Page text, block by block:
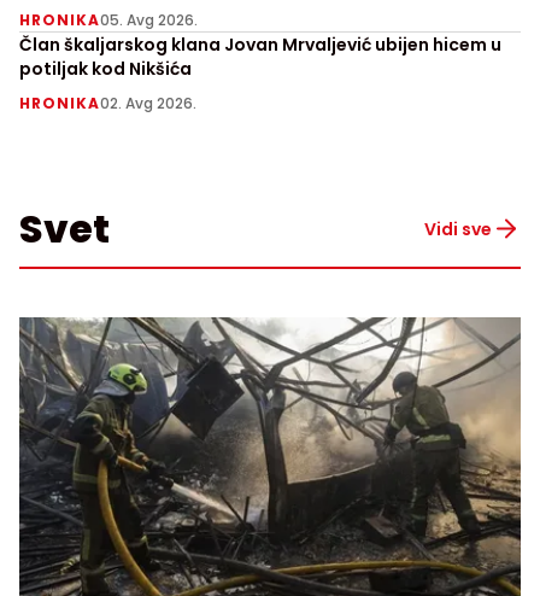
HRONIKA05. Avg 2026.
Član škaljarskog klana Jovan Mrvaljević ubijen hicem u
potiljak kod Nikšića
HRONIKA02. Avg 2026.
Svet Vidi sve